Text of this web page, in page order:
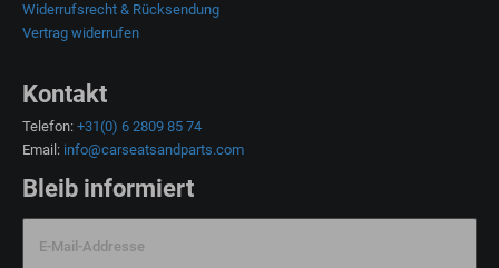
Widerrufsrecht & Rücksendung
Vertrag widerrufen
Kontakt
Telefon: +31(0) 6 2809 85 74
Email: info@carseatsandparts.com
Bleib informiert
E-Mail-Addresse